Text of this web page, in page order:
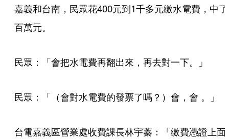
嘉義和台南，民眾花400元到1千多元繳水電費，中了
百萬元。
民眾：「會把水電費再翻出來，再去對一下。」
民眾：「（會對水電費的發票了嗎？）會，會 。」
台電嘉義區營業處收費課長林宇蓁：「繳費憑證上面